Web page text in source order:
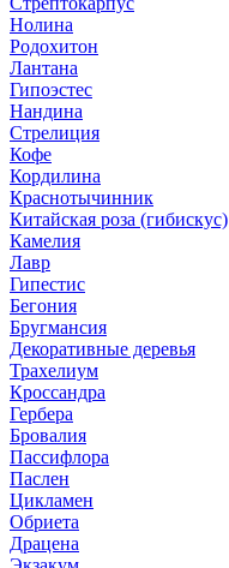
Нолина
Родохитон
Лантана
Гипоэстес
Нандина
Стрелиция
Кофе
Кордилина
Краснотычинник
Китайская роза (гибискус)
Камелия
Лавр
Гипестис
Бегония
Бругмансия
Декоративные деревья
Трахелиум
Кроссандра
Гербера
Бровалия
Пассифлора
Паслен
Цикламен
Обриета
Драцена